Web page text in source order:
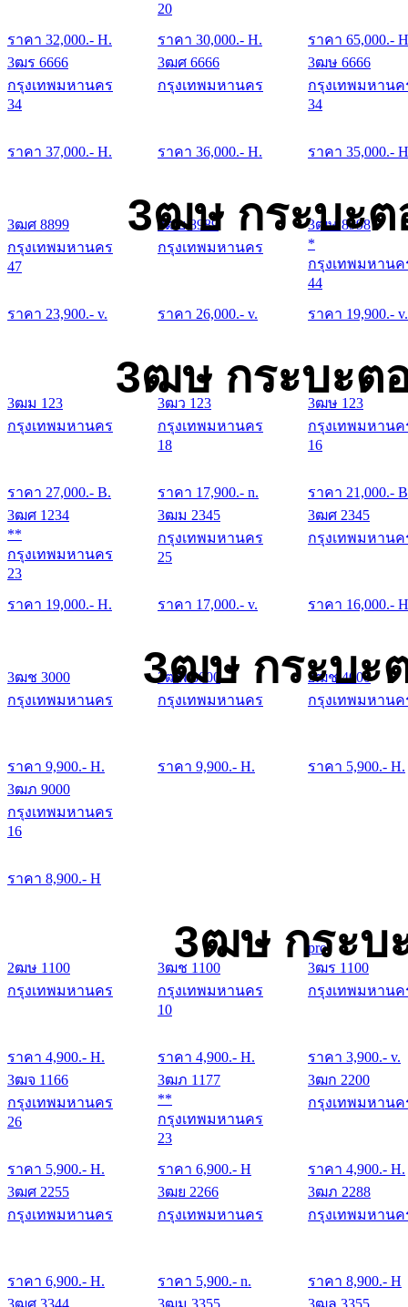
ราคา 32,000.- H.
20
ราคา 30,000.- H. ราคา 65,000.-
3ฒร 6666
กรุงเทพมหานคร
34
ราคา 37,000.- H.
3ฒศ 6666
กรุงเทพมหานคร
ราคา 36,000.- H.
3ฒษ 6666
กรุงเทพมหานค
34
ราคา 35,000.-
3ฒษ กระบะต
3ฒศ 8899
กรุงเทพมหานคร
47
ราคา 23,900.- v.
3ฒย 8989
กรุงเทพมหานคร
ราคา 26,000.- v.
3ฒษ 8998
*
กรุงเทพมหานค
44
ราคา 19,900.- v.
3ฒษ กระบะต
3ฒม 123
กรุงเทพมหานคร
ราคา 27,000.- B.
3ฒว 123
กรุงเทพมหานคร
18
ราคา 17,900.- n.
3ฒษ 123
กรุงเทพมหานค
16
ราคา 21,000.-
3ฒศ 1234
**
กรุงเทพมหานคร
23
ราคา 19,000.- H.
3ฒม 2345
กรุงเทพมหานคร
25
ราคา 17,000.- v.
3ฒศ 2345
กรุงเทพมหานค
ราคา 16,000.-
3ฒษ กระบะ
3ฒช 3000
กรุงเทพมหานคร
ราคา 9,900.- H.
3ฒพ 3000
กรุงเทพมหานคร
ราคา 9,900.- H.
2ฒช 4000
กรุงเทพมหานค
ราคา 5,900.- H.
3ฒภ 9000
กรุงเทพมหานคร
16
ราคา 8,900.- H
3ฒษ กระบ
2ฒษ 1100
กรุงเทพมหานคร
ราคา 4,900.- H.
3ฒช 1100
กรุงเทพมหานคร
10
ราคา 4,900.- H.
pro
3ฒร 1100
กรุงเทพมหานค
ราคา 3,900.- v.
3ฒจ 1166
กรุงเทพมหานคร
26
ราคา 5,900.- H.
3ฒภ 1177
**
กรุงเทพมหานคร
23
ราคา 6,900.- H
3ฒก 2200
กรุงเทพมหานค
ราคา 4,900.- H.
3ฒศ 2255
กรุงเทพมหานคร
ราคา 6,900.- H.
3ฒย 2266
กรุงเทพมหานคร
ราคา 5,900.- n.
3ฒภ 2288
กรุงเทพมหานค
ราคา 8,900.- H
3ฒศ 3344
3ฒม 3355 3ฒล 3355